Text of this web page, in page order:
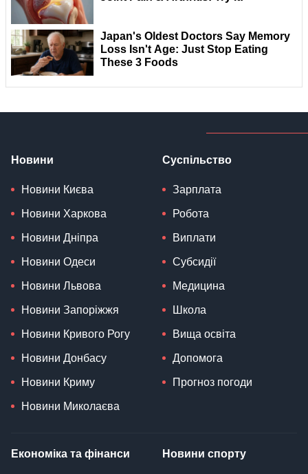
Новини
Новини Києва
Новини Харкова
Новини Дніпра
Новини Одеси
Новини Львова
Новини Запоріжжя
Новини Кривого Рогу
Новини Донбасу
Новини Криму
Новини Миколаєва
Суспільство
Зарплата
Робота
Виплати
Субсидії
Медицина
Школа
Вища освіта
Допомога
Прогноз погоди
Економіка та фінанси Новини спорту